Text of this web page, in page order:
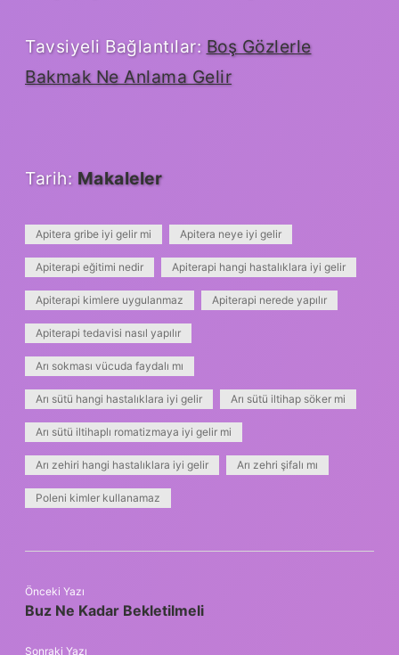
Tavsiyeli Bağlantılar: Boş Gözlerle
Bakmak Ne Anlama Gelir
Tarih: Makaleler
Apitera gribe iyi gelir mi Apitera neye iyi gelir
Apiterapi eğitimi nedir Apiterapi hangi hastalıklara iyi gelir
Apiterapi kimlere uygulanmaz Apiterapi nerede yapılır
Apiterapi tedavisi nasıl yapılır
Arı sokması vücuda faydalı mı
Arı sütü hangi hastalıklara iyi gelir Arı sütü iltihap söker mi
Arı sütü iltihaplı romatizmaya iyi gelir mi
Arı zehiri hangi hastalıklara iyi gelir Arı zehri şifalı mı
Poleni kimler kullanamaz
Önceki Yazı
Buz Ne Kadar Bekletilmeli
Sonraki Yazı